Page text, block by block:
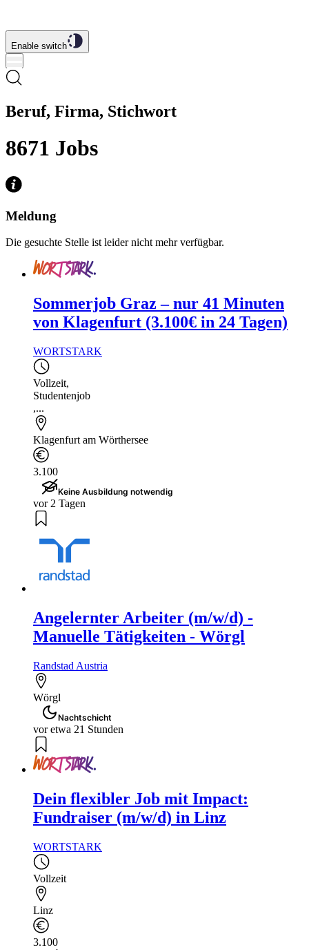
Enable switch
Beruf, Firma, Stichwort
8671 Jobs
Meldung
Die gesuchte Stelle ist leider nicht mehr verfügbar.
Sommerjob Graz – nur 41 Minuten
von Klagenfurt (3.100€ in 24 Tagen)
WORTSTARK
Vollzeit,
Studentenjob
,...
Klagenfurt am Wörthersee
3.100
Keine Ausbildung notwendig
vor 2 Tagen
Angelernter Arbeiter (m/w/d) -
Manuelle Tätigkeiten - Wörgl
Randstad Austria
Wörgl
Nachtschicht
vor etwa 21 Stunden
Dein flexibler Job mit Impact:
Fundraiser (m/w/d) in Linz
WORTSTARK
Vollzeit
Linz
3.100